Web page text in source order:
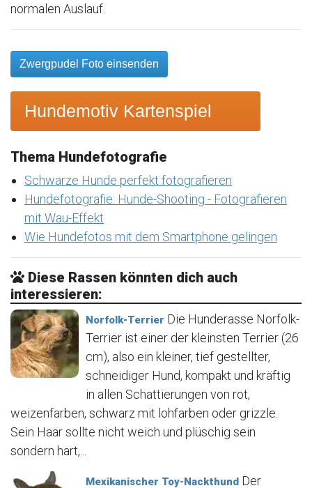
normalen Auslauf.
Zwergpudel Foto einsenden
Hundemotiv Kartenspiel
Thema Hundefotografie
Schwarze Hunde perfekt fotografieren
Hundefotografie: Hunde-Shooting - Fotografieren
mit Wau-Effekt
Wie Hundefotos mit dem Smartphone gelingen
Diese Rassen könnten dich auch
interessieren:
Norfolk-Terrier Die Hunderasse Norfolk-
Terrier ist einer der kleinsten Terrier (26
cm), also ein kleiner, tief gestellter,
schneidiger Hund, kompakt und kräftig
in allen Schattierungen von rot,
weizenfarben, schwarz mit lohfarben oder grizzle.
Sein Haar sollte nicht weich und plüschig sein
sondern hart,...
Mexikanischer Toy-Nackthund Der